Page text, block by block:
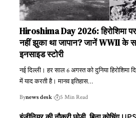
Hiroshima Day 2026: हिरोशिमा पर
नहीं झुका था जापान? जानें WWII के
इनसाइड स्टोरी
नई दिल्ली। हर साल 6 अगस्त को दुनिया
में याद करती है। मानव इतिहास…
Bynews desk 5 Min Read